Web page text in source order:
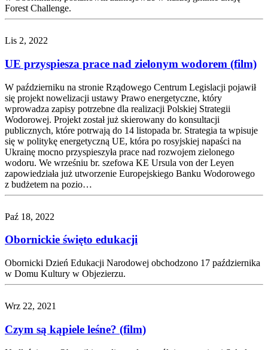
Forest Challenge.
Lis 2, 2022
UE przyspiesza prace nad zielonym wodorem (film)
W październiku na stronie Rządowego Centrum Legislacji pojawił
się projekt nowelizacji ustawy Prawo energetyczne, który
wprowadza zapisy potrzebne dla realizacji Polskiej Strategii
Wodorowej. Projekt został już skierowany do konsultacji
publicznych, które potrwają do 14 listopada br. Strategia ta wpisuje
się w politykę energetyczną UE, która po rosyjskiej napaści na
Ukrainę mocno przyspieszyła prace nad rozwojem zielonego
wodoru. We wrześniu br. szefowa KE Ursula von der Leyen
zapowiedziała już utworzenie Europejskiego Banku Wodorowego
z budżetem na pozio…
Paź 18, 2022
Obornickie święto edukacji
Obornicki Dzień Edukacji Narodowej obchodzono 17 października
w Domu Kultury w Objezierzu.
Wrz 22, 2021
Czym są kąpiele leśne? (film)